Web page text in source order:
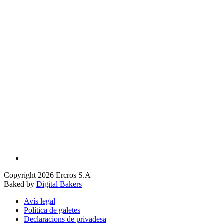
Copyright 2026 Ercros S.A
Baked by Digital Bakers
Avís legal
Política de galetes
Declaracions de privadesa